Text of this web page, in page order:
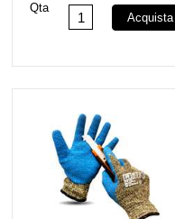
Qta
Acquista